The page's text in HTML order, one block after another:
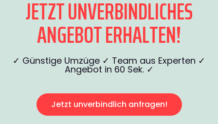
JETZT UNVERBINDLICHES
ANGEBOT ERHALTEN!
✓ Günstige Umzüge ✓ Team aus Experten ✓
Angebot in 60 Sek. ✓
Jetzt unverbindlich anfragen!